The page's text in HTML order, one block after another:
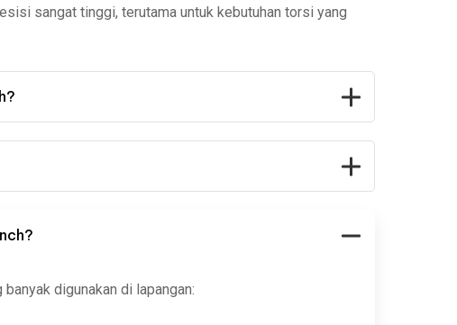
sangat tinggi, terutama untuk kebutuhan torsi yang
digunakan di lapangan: